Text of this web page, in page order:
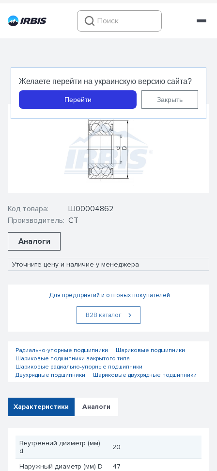
Желаете перейти на украинскую версию сайта?
Перейти Закрыть
5204 2RS - CT - Подшипник шариковый
радиально-упорный
Код товара:
Производитель:
Ш00004862
CT
Аналоги
Уточните цену и наличие у менеджера
Для предприятий и оптовых покупателей
В2В каталог
Радиально-упорные подшипники
Шариковые подшипники
Шариковые подшипники закрытого типа
Шариковые радиально-упорные подшипники
Двухрядные подшипники
Шариковые двухрядные подшипники
Характеристики Аналоги
Внутренний диаметр (мм)
d
20
Наружный диаметр (мм) D
47